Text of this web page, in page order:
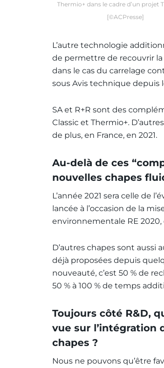
Thermio+ dans le cadre d’un projet
[©ACPresse]
L’autre technologie
de permettre de recouvrir
dans le cas du carrelage
sous Avis technique depuis
SA et R+R sont des
Classic et Thermio+.
de plus, en France, en 2021.
Au-delà de ces
nouvelles chapes
L’année 2021 sera celle de
lancée à l’occasion de la
environnementale RE
D’autres chapes sont aussi
déjà proposées depuis
nouveauté, c’est 50 % de
50 % à 100 % de temps
Toujours côté R&D,
vue sur l’intégration
chapes ?
Nous ne pouvons qu’être